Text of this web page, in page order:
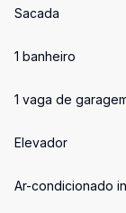
Sacada
1 banheiro
1 vaga de
Elevador
Ar-condicionado